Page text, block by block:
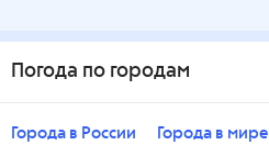
Погода по городам
Города в России Города в мире